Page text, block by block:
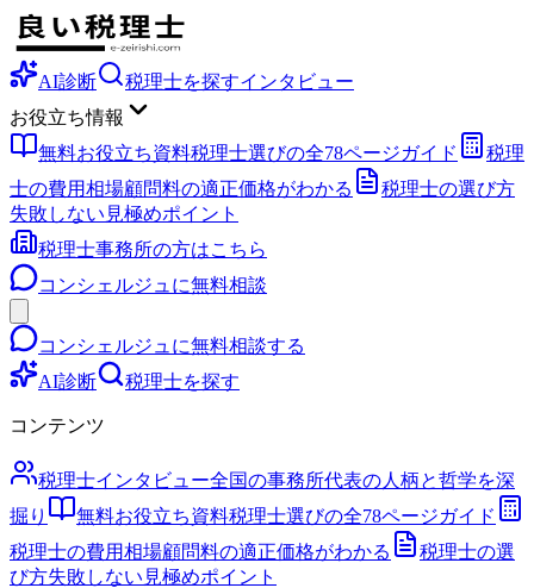
AI診断 税理士を探すインタビュー
お役立ち情報
無料お役立ち資料税理士選びの全78ページガイド
税理
士の費用相場顧問料の適正価格がわかる
税理士の選び方
失敗しない見極めポイント
税理士事務所の方はこちら
コンシェルジュに無料相談
コンシェルジュに無料相談する
AI診断
税理士を探す
コンテンツ
税理士インタビュー全国の事務所代表の人柄と哲学を深
掘り
無料お役立ち資料税理士選びの全78ページガイド
税理士の費用相場顧問料の適正価格がわかる
税理士の選
び方失敗しない見極めポイント